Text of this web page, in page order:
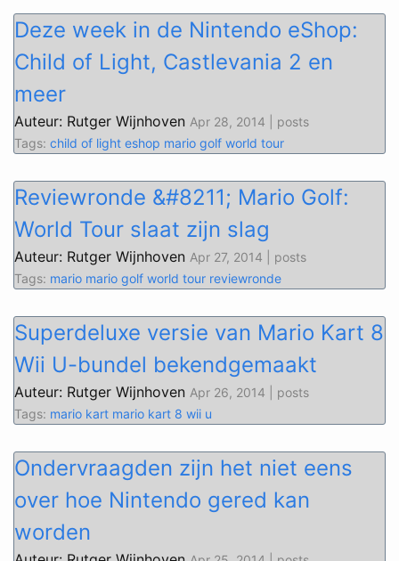
Deze week in de Nintendo eShop:
Child of Light, Castlevania 2 en
meer
Auteur: Rutger Wijnhoven Apr 28, 2014 | posts
Tags: child of light eshop mario golf world tour
Reviewronde &#8211; Mario Golf:
World Tour slaat zijn slag
Auteur: Rutger Wijnhoven Apr 27, 2014 | posts
Tags: mario mario golf world tour reviewronde
Superdeluxe versie van Mario Kart 8
Wii U-bundel bekendgemaakt
Auteur: Rutger Wijnhoven Apr 26, 2014 | posts
Tags: mario kart mario kart 8 wii u
Ondervraagden zijn het niet eens
over hoe Nintendo gered kan
worden